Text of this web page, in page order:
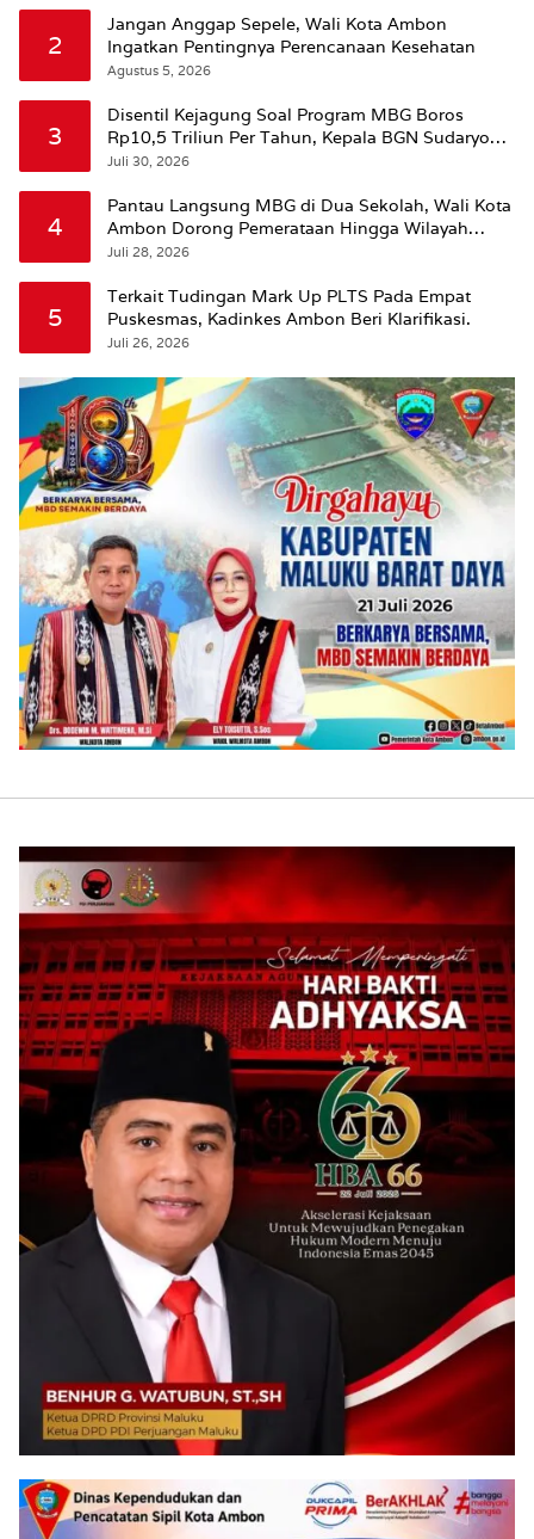
2
Jangan Anggap Sepele, Wali Kota Ambon
Ingatkan Pentingnya Perencanaan Kesehatan
Agustus 5, 2026
3
Disentil Kejagung Soal Program MBG Boros
Rp10,5 Triliun Per Tahun, Kepala BGN Sudaryono
Beri Penjelasan
Juli 30, 2026
4
Pantau Langsung MBG di Dua Sekolah, Wali Kota
Ambon Dorong Pemerataan Hingga Wilayah
Leitimur Selatan
Juli 28, 2026
5
Terkait Tudingan Mark Up PLTS Pada Empat
Puskesmas, Kadinkes Ambon Beri Klarifikasi.
Juli 26, 2026